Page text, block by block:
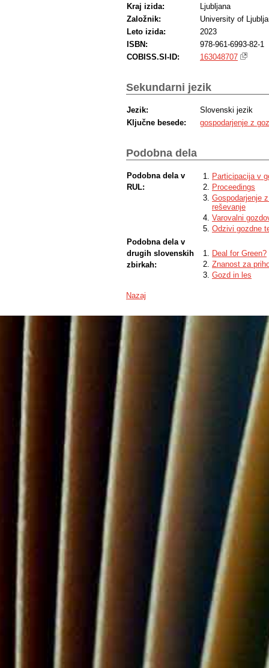
Kraj izida:
Ljubljana
Založnik:
University of
Leto izida:
2023
ISBN:
978-961-6993-82-1
COBISS.SI-ID:
163048707
Sekundarni jezik
Jezik:
Slovenski jezik
Ključne besede:
gospodarjenje z
Podobna dela
Podobna dela v
RUL:
Participacija v
Proceedings
Gospodarjenje
reševanje
Varovalni
Odzivi gozdne
Podobna dela v
drugih slovenskih
zbirkah:
Deal for Green?
Znanost za
Gozd in les
Nazaj